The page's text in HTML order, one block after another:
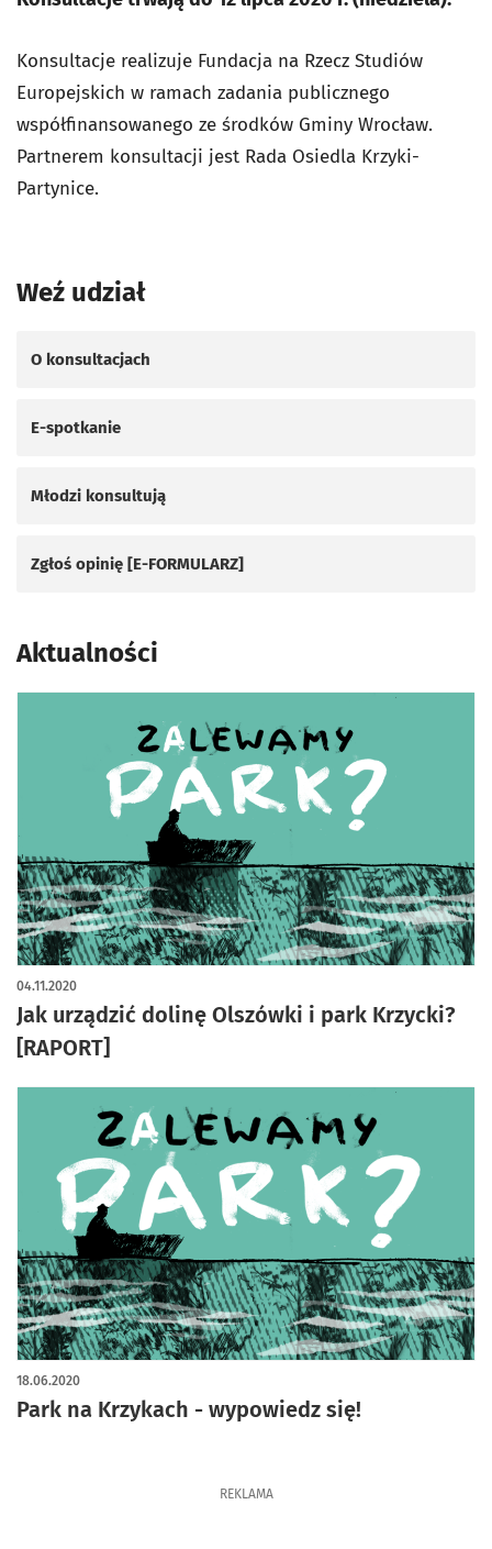
Konsultacje realizuje Fundacja na Rzecz Studiów
Europejskich w ramach zadania publicznego
współfinansowanego ze środków Gminy Wrocław.
Partnerem konsultacji jest Rada Osiedla Krzyki-
Partynice.
Weź udział
O konsultacjach
E-spotkanie
Młodzi konsultują
Zgłoś opinię [E-FORMULARZ]
Aktualności
Jak urządzić dolinę Olszówki i park Krzycki?
[RAPORT]
04.11.2020
Park na Krzykach - wypowiedz się!
18.06.2020
REKLAMA